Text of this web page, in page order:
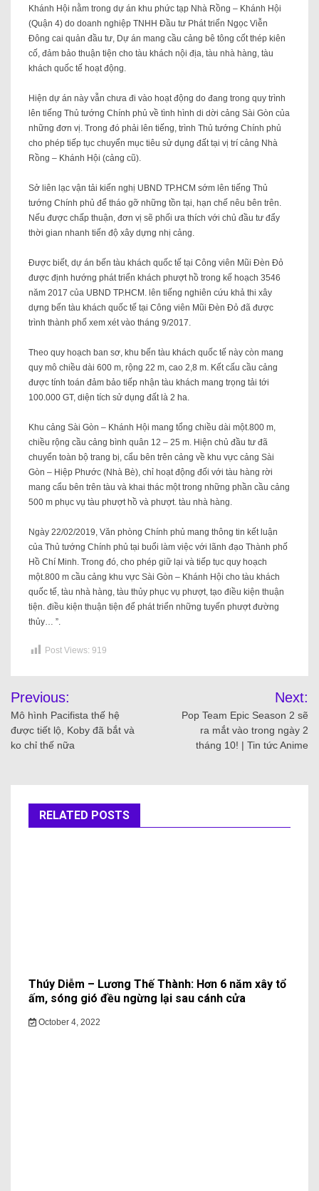
Khánh Hội nằm trong dự án khu phức tạp Nhà Rồng – Khánh Hội
(Quận 4) do doanh nghiệp TNHH Đầu tư Phát triển Ngọc Viễn
Đông cai quản đầu tư, Dự án mang cầu cảng bê tông cốt thép kiên
cố, đảm bảo thuận tiện cho tàu khách nội địa, tàu nhà hàng, tàu
khách quốc tế hoạt động.
Hiện dự án này vẫn chưa đi vào hoạt động do đang trong quy trình
lên tiếng Thủ tướng Chính phủ về tình hình di dời cảng Sài Gòn của
những đơn vị. Trong đó phải lên tiếng, trình Thủ tướng Chính phủ
cho phép tiếp tục chuyển mục tiêu sử dụng đất tại vị trí cảng Nhà
Rồng – Khánh Hội (cảng cũ).
Sở liên lạc vận tải kiến ​​nghị UBND TP.HCM sớm lên tiếng Thủ
tướng Chính phủ để tháo gỡ những tồn tại, hạn chế nêu bên trên.
Nếu được chấp thuận, đơn vị sẽ phối ưa thích với chủ đầu tư đẩy
thời gian nhanh tiến độ xây dựng nhị cảng.
Được biết, dự án bến tàu khách quốc tế tại Công viên Mũi Đèn Đỏ
được định hướng phát triển khách phượt hồ trong kế hoạch 3546
năm 2017 của UBND TP.HCM. lên tiếng nghiên cứu khả thi xây
dựng bến tàu khách quốc tế tại Công viên Mũi Đèn Đỏ đã được
trình thành phố xem xét vào tháng 9/2017.
Theo quy hoạch ban sơ, khu bến tàu khách quốc tế này còn mang
quy mô chiều dài 600 m, rộng 22 m, cao 2,8 m. Kết cấu cầu cảng
được tính toán đảm bảo tiếp nhận tàu khách mang trọng tải tới
100.000 GT, diện tích sử dụng đất là 2 ha.
Khu cảng Sài Gòn – Khánh Hội mang tổng chiều dài một.800 m,
chiều rộng cầu cảng bình quân 12 – 25 m. Hiện chủ đầu tư đã
chuyển toàn bộ trang bị, cẩu bên trên cảng về khu vực cảng Sài
Gòn – Hiệp Phước (Nhà Bè), chỉ hoạt động đối với tàu hàng rời
mang cẩu bên trên tàu và khai thác một trong những phần cầu cảng
500 m phục vụ tàu phượt hồ và phượt. tàu nhà hàng.
Ngày 22/02/2019, Văn phòng Chính phủ mang thông tin kết luận
của Thủ tướng Chính phủ tại buổi làm việc với lãnh đạo Thành phố
Hồ Chí Minh. Trong đó, cho phép giữ lại và tiếp tục quy hoạch
một.800 m cầu cảng khu vực Sài Gòn – Khánh Hội cho tàu khách
quốc tế, tàu nhà hàng, tàu thủy phục vụ phượt, tạo điều kiện thuận
tiện. điều kiện thuận tiện để phát triển những tuyến phượt đường
thủy… ”.
Post Views: 919
Previous:
Mô hình Pacifista thế hệ
được tiết lộ, Koby đã bắt và
ko chỉ thế nữa
Next:
Pop Team Epic Season 2 sẽ
ra mắt vào trong ngày 2
tháng 10! | Tin tức Anime
RELATED POSTS
Thúy Diễm – Lương Thế Thành: Hơn 6 năm xây tổ
ấm, sóng gió đều ngừng lại sau cánh cửa
October 4, 2022